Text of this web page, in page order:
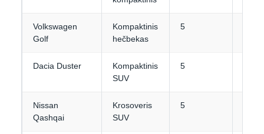
Volkswagen
Golf
Kompaktinis
hečbekas
5
Dacia Duster
Kompaktinis
SUV
5
Nissan
Qashqai
Krosoveris
SUV
5